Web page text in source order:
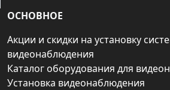
ОСНОВНОЕ
Акции и скидки на установку
видеонаблюдения
Каталог оборудования для
Установка видеонаблюдения